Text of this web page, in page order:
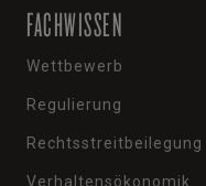
FACHWISSEN
Wettbewerb
Regulierung
Rechtsstreitbeilegung
Verhaltensökonomik